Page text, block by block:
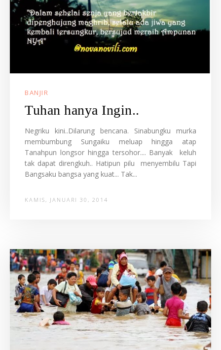
BANJIR
Tuhan hanya Ingin..
Negriku kini..Dilarung bencana. Sinabungku murka
membumbung Sungaiku meluap hingga atap
Tanahpun longsor hingga tersohor.... Banyak keluh
tak dapat direngkuh.. Hatipun pilu menyembilu Tapi
Bangsaku bangsa yang kuat... Tak...
KAMIS, JANUARI 30, 2014